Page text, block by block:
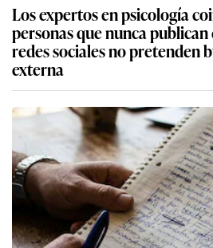
Los expertos en psicología
personas que nunca
redes sociales no pretenden
externa